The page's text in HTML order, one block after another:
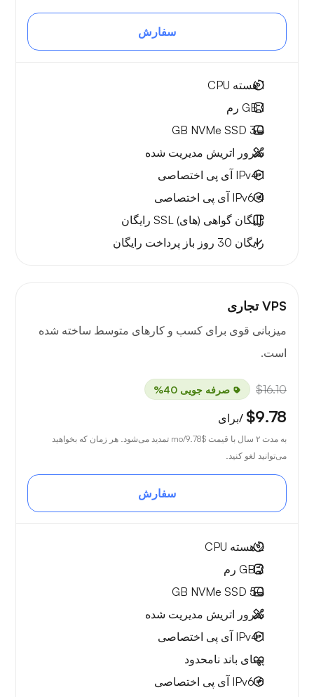
سفارش
1هسته CPU
1 GB
رم
30 GB
NVMe SSD
سرور اتریش مدیریت شده
1 IPv4
آی پی اختصاصی
4 IPv6
آی پی اختصاصی
رایگان گواهی (های) SSL رایگان
رایگان
باز پرداخت رایگان
VPS تجاری
میزبانی قوی برای کسب و کارهای متوسط ساخته شده
است.
$16.10 صرفه جویی 40%
$9.78 /برای
به مدت ۲ سال با قیمت $9.78
/mo تمدید می‌شود. هر زمان که بخواهید
می‌توانید لغو کنید.
سفارش
2هسته CPU
2 GB
رم
50 GB
NVMe SSD
سرور اتریش مدیریت شده
1 IPv4
آی پی اختصاصی
پهنای باند نامحدود
6 IPv6
آی پی اختصاصی